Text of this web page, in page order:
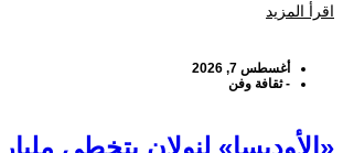
اقرأ المزيد
أغسطس 7, 2026
- ثقافة وفن